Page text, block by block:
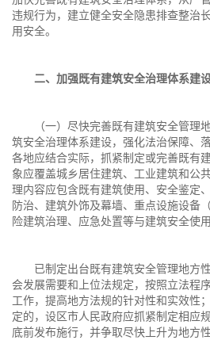
违规行为，建立健全安全隐患排查整治
用安全。
二、加强既有建筑安全治理体系建
（一）尽快完善既有建筑安全管理地
筑安全治理体系建设，强化法治保障、
各地应结合实际，抓紧制定或完善既有
象应覆盖城乡居住建筑、工业建筑和公
理内容应包含既有建筑使用、安全鉴定
防治、建筑外饰及幕墙、重点设施设备
险建筑治理、应急处置等与建筑安全使
已制定出台既有建筑安全管理地方性
会发展需要和上位法规定，按照立法程
工作，提高地方法规的针对性和实效性
定的，设区市人民政府应抓紧制定相应
底前发布施行，并争取尽快上升为地方